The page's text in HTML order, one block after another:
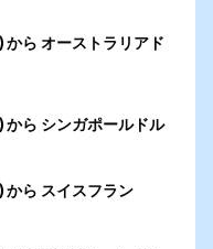
ら オーストラリアド
ら シンガポールドル
ら スイスフラン